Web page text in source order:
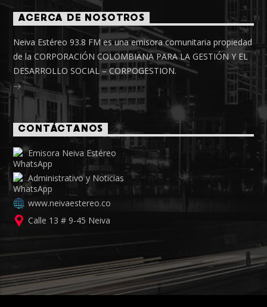
ACERCA DE NOSOTROS
Neiva Estéreo 93.8 FM es una emisora comunitaria propiedad
de la CORPORACIÓN COLOMBIANA PARA LA GESTIÓN Y EL
DESARROLLO SOCIAL – CORPOGESTION.
CONTÁCTANOS
Emisora Neiva Estéreo
Administrativo y Noticias
www.neivaestereo.co
Calle 13 # 9-45 Neiva